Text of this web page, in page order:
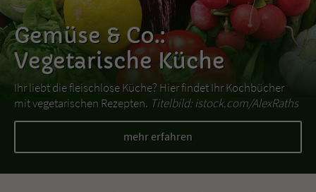
Gemüse & Co.:
Vegetarische Küche
Ihr liebt die fleischlose Küche? Hier findet Ihr Kochbücher
mit vegetarischen Rezepten. Titelbild: istock.com/AlexRaths
mehr erfahren